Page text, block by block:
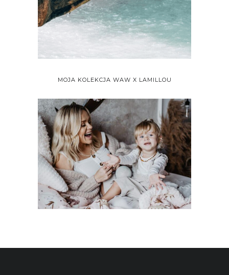
MOJA KOLEKCJA WAW X LAMILLOU